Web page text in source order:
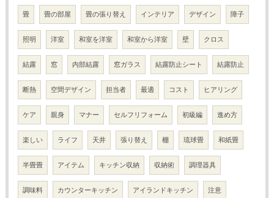
畳 畳の部屋 畳の張り替え インテリア デザイン 障子
照明 洋室 和室を洋室 和室から洋室 壁 クロス
結露 窓 内部結露 窓ガラス 結露防止シート 結露防止
断熱 空間デザイン 担当者 最適 コスト ヒアリング
ケア 親身 マナー セルフリフォーム 初級編 進め方
楽しい ライフ 天井 張り替え 棚 琉球畳 和紙畳
半畳畳 アイテム キッチン収納 収納術 調理器具
調味料 カウンターキッチン アイランドキッチン 注意